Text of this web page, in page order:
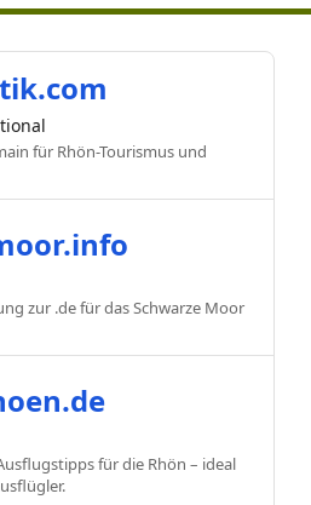
für Rhön-Tourismus und
zur .de für das Schwarze Moor
für die Rhön – ideal